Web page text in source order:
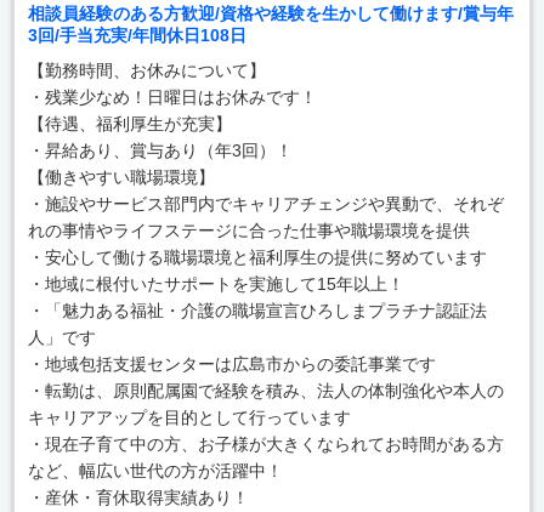
相談員経験のある方歓迎/資格や経験を生かして働けます/賞与年
3回/手当充実/年間休日108日
【勤務時間、お休みについて】
・残業少なめ！日曜日はお休みです！
【待遇、福利厚生が充実】
・昇給あり、賞与あり（年3回）！
【働きやすい職場環境】
・施設やサービス部門内でキャリアチェンジや異動で、それぞ
れの事情やライフステージに合った仕事や職場環境を提供
・安心して働ける職場環境と福利厚生の提供に努めています
・地域に根付いたサポートを実施して15年以上！
・「魅力ある福祉・介護の職場宣言ひろしまプラチナ認証法
人」です
・地域包括支援センターは広島市からの委託事業です
・転勤は、原則配属園で経験を積み、法人の体制強化や本人の
キャリアアップを目的として行っています
・現在子育て中の方、お子様が大きくなられてお時間がある方
など、幅広い世代の方が活躍中！
・産休・育休取得実績あり！